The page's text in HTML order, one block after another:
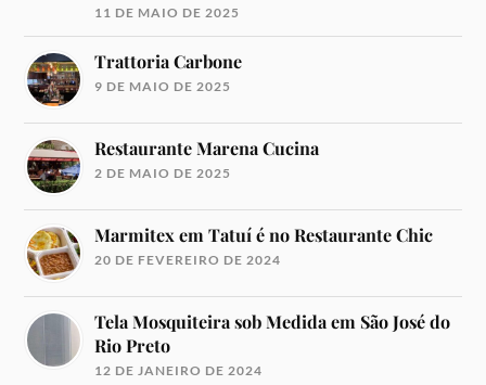
11 DE MAIO DE 2025
Trattoria Carbone
9 DE MAIO DE 2025
Restaurante Marena Cucina
2 DE MAIO DE 2025
Marmitex em Tatuí é no Restaurante Chic
20 DE FEVEREIRO DE 2024
Tela Mosquiteira sob Medida em São José do
Rio Preto
12 DE JANEIRO DE 2024